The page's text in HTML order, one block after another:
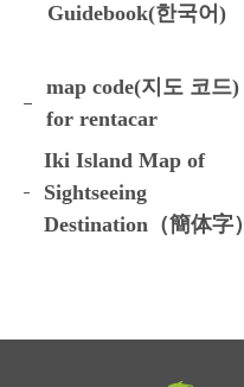
Guidebook(한국어)
map code(지도 코드)
for rentacar
Iki Island Map of
Sightseeing
Destination（簡体字）